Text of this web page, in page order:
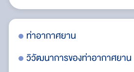
ท่าอากาศยาน
วิวัฒนาการของท่าอากาศยาน